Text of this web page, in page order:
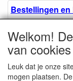
Bestellingen en
Algemene
Over ons.
Welkom!
van cookies
Leuk dat je onze
mogen plaatsen.